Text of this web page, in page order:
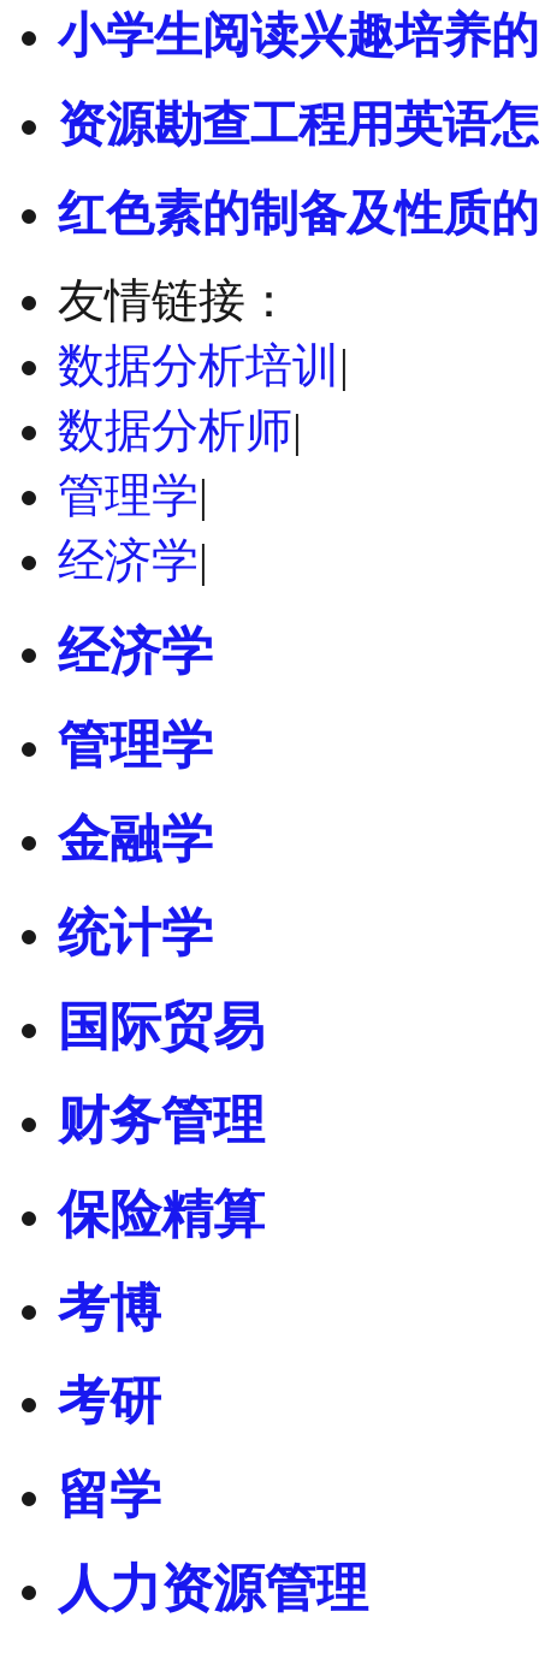
小学生阅读兴趣培养
资源勘查工程用英语
红色素的制备及性质
友情链接：
数据分析培训 |
数据分析师|
管理学|
经济学|
经济学
管理学
金融学
统计学
国际贸易
财务管理
保险精算
考博
考研
留学
人力资源管理